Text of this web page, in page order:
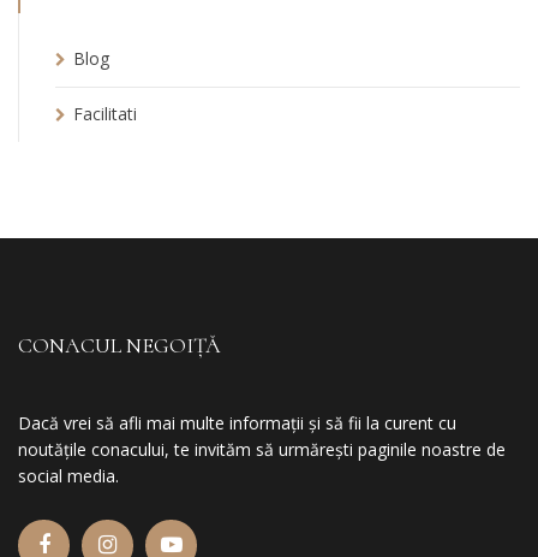
Blog
Facilitati
CONACUL NEGOIȚĂ
Dacă vrei să afli mai multe informații și să fii la curent cu
noutățile conacului, te invităm să urmărești paginile noastre de
social media.